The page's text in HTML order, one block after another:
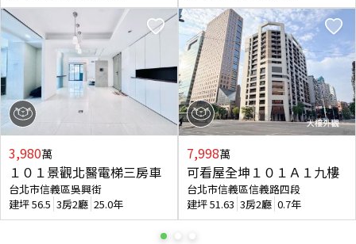
3,980萬
１０１景觀北醫電梯三房車
台北市信義區吳興街
建坪56.5 3房2廳 25.0年
7,998萬
可看屋全坤１０１Ａ１九樓
台北市信義區信義路四段
建坪51.63 3房2廳 0.7年